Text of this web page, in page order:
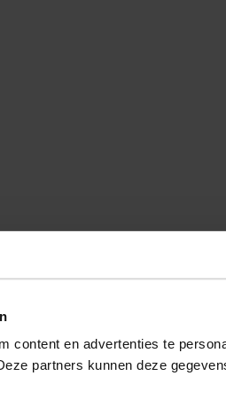
content en advertenties te
partners kunnen deze